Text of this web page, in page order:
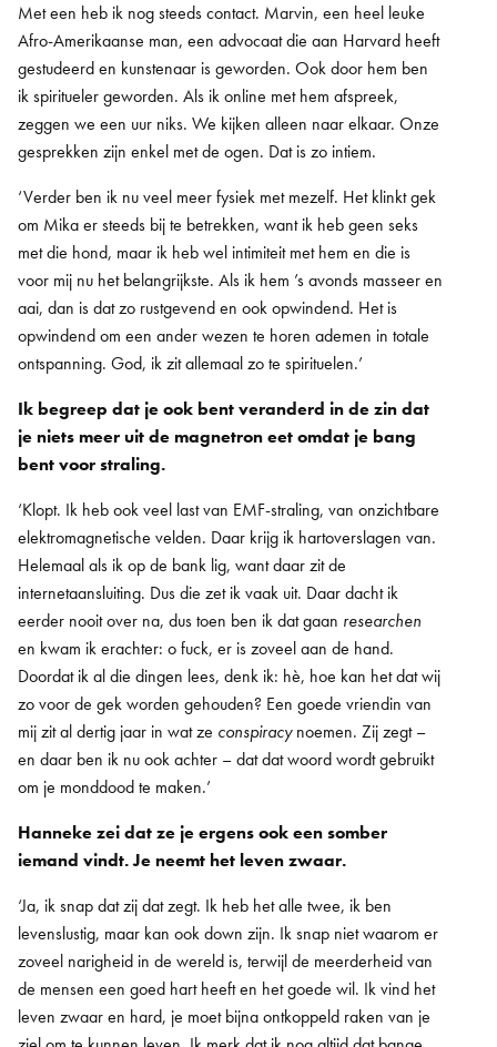
Met een heb ik nog steeds contact. Marvin, een heel leuke
Afro-Amerikaanse man, een advocaat die aan Harvard heeft
gestudeerd en kunstenaar is geworden. Ook door hem ben
ik spiritueler geworden. Als ik online met hem afspreek,
zeggen we een uur niks. We kijken alleen naar elkaar. Onze
gesprekken zijn enkel met de ogen. Dat is zo intiem.
‘Verder ben ik nu veel meer fysiek met mezelf. Het klinkt gek
om Mika er steeds bij te betrekken, want ik heb geen seks
met die hond, maar ik heb wel intimiteit met hem en die is
voor mij nu het belangrijkste. Als ik hem ’s avonds masseer en
aai, dan is dat zo rustgevend en ook opwindend. Het is
opwindend om een ander wezen te horen ademen in totale
ontspanning. God, ik zit allemaal zo te spirituelen.’
Ik begreep dat je ook bent veranderd in de zin dat
je niets meer uit de magnetron eet omdat je bang
bent voor straling.
‘Klopt. Ik heb ook veel last van EMF-straling, van onzichtbare
elektromagnetische velden. Daar krijg ik hartoverslagen van.
Helemaal als ik op de bank lig, want daar zit de
internetaansluiting. Dus die zet ik vaak uit. Daar dacht ik
eerder nooit over na, dus toen ben ik dat gaan researchen
en kwam ik erachter: o fuck, er is zoveel aan de hand.
Doordat ik al die dingen lees, denk ik: hè, hoe kan het dat wij
zo voor de gek worden gehouden? Een goede vriendin van
mij zit al dertig jaar in wat ze conspiracynoemen. Zij zegt –
en daar ben ik nu ook achter – dat dat woord wordt gebruikt
om je monddood te maken.’
Hanneke zei dat ze je ergens ook een somber
iemand vindt. Je neemt het leven zwaar.
‘Ja, ik snap dat zij dat zegt. Ik heb het alle twee, ik ben
levenslustig, maar kan ook down zijn. Ik snap niet waarom er
zoveel narigheid in de wereld is, terwijl de meerderheid van
de mensen een goed hart heeft en het goede wil. Ik vind het
leven zwaar en hard, je moet bijna ontkoppeld raken van je